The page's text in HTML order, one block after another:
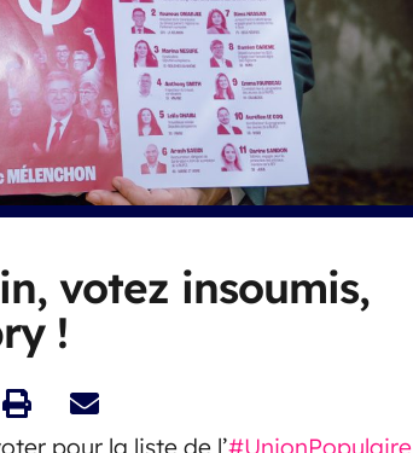
votez insoumis,
!
pour la liste de l’#UnionPopulaire